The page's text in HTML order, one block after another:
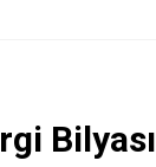
Bilyası